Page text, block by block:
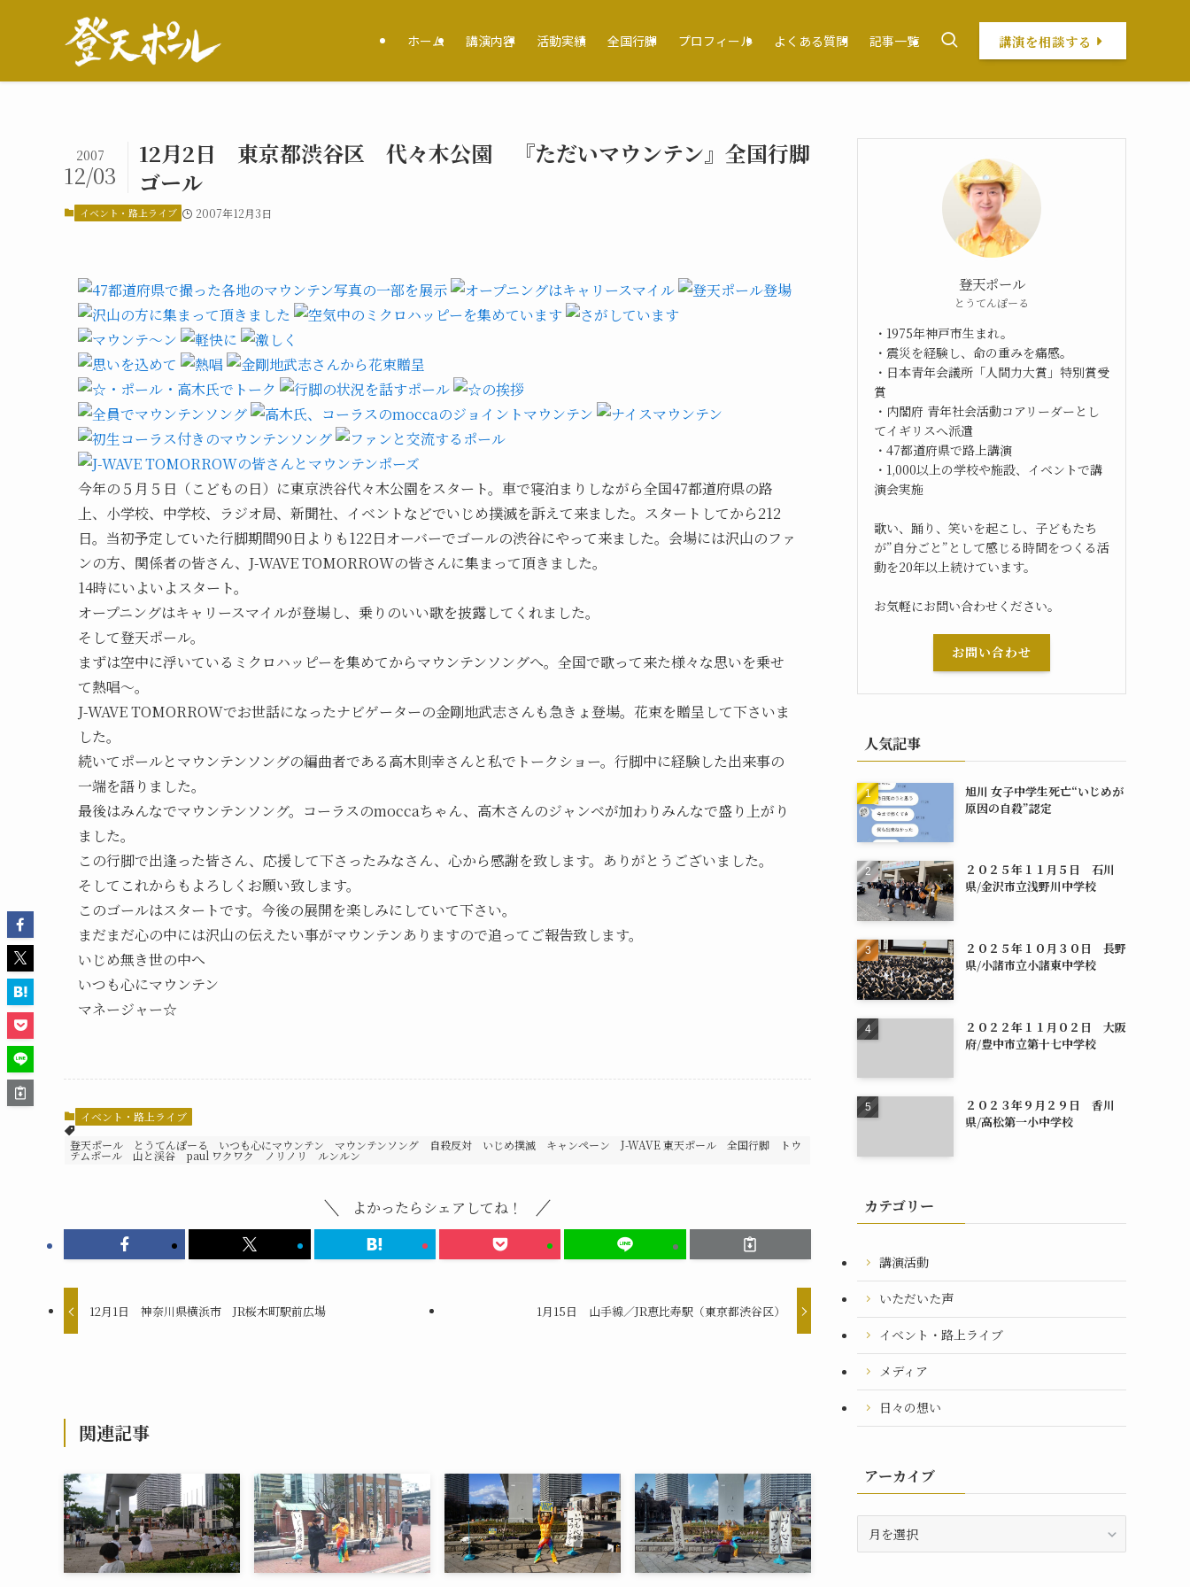
ホーム 講演内容 活動実績 全国行脚 プロフィール よくある質問 記事一覧 講演を相談する
12月2日 東京都渋谷区 代々木公園 『ただいマウンテン』全国行脚
ゴール
2007
12/03
イベント・路上ライブ 2007年12月3日
今年の５月５日（こどもの日）に東京渋谷代々木公園をスタート。車で寝泊まりしながら全国47都道府県の路
上、小学校、中学校、ラジオ局、新聞社、イベントなどでいじめ撲滅を訴えて来ました。スタートしてから212
日。当初予定していた行脚期間90日よりも122日オーバーでゴールの渋谷にやって来ました。会場には沢山のファ
ンの方、関係者の皆さん、J-WAVE TOMORROWの皆さんに集まって頂きました。
14時にいよいよスタート。
オープニングはキャリースマイルが登場し、乗りのいい歌を披露してくれました。
そして登天ポール。
まずは空中に浮いているミクロハッピーを集めてからマウンテンソングへ。全国で歌って来た様々な思いを乗せ
て熱唱〜。
J-WAVE TOMORROWでお世話になったナビゲーターの金剛地武志さんも急きょ登場。花束を贈呈して下さいま
した。
続いてポールとマウンテンソングの編曲者である高木則幸さんと私でトークショー。行脚中に経験した出来事の
一端を語りました。
最後はみんなでマウンテンソング。コーラスのmoccaちゃん、高木さんのジャンベが加わりみんなで盛り上がり
ました。
この行脚で出逢った皆さん、応援して下さったみなさん、心から感謝を致します。ありがとうございました。
そしてこれからもよろしくお願い致します。
このゴールはスタートです。今後の展開を楽しみにしていて下さい。
まだまだ心の中には沢山の伝えたい事がマウンテンありますので追ってご報告致します。
いじめ無き世の中へ
いつも心にマウンテン
マネージャー☆
イベント・路上ライブ
登天ポール とうてんぽーる いつも心にマウンテン マウンテンソング 自殺反対 いじめ撲滅 キャンペーン J-WAVE 東天ポール 全国行脚 トウ
テムポール 山と渓谷 paul ワクワク ノリノリ ルンルン
よかったらシェアしてね！
12月1日 神奈川県横浜市 JR桜木町駅前広場 1月15日 山手線／JR恵比寿駅（東京都渋谷区）
関連記事
登天ポール
とうてんぽーる
・1975年神戸市生まれ。
・震災を経験し、命の重みを痛感。
・日本青年会議所「人間力大賞」特別賞受
賞
・内閣府 青年社会活動コアリーダーとし
てイギリスへ派遣
・47都道府県で路上講演
・1,000以上の学校や施設、イベントで講
演会実施
歌い、踊り、笑いを起こし、子どもたち
が”自分ごと”として感じる時間をつくる活
動を20年以上続けています。
お気軽にお問い合わせください。
お問い合わせ
人気記事
旭川 女子中学生死亡“いじめが
原因の自殺”認定
２０２５年１１月５日 石川
県/金沢市立浅野川中学校
２０２５年１０月３０日 長野
県/小諸市立小諸東中学校
２０２２年１１月０２日 大阪
府/豊中市立第十七中学校
２０２３年９月２９日 香川
県/高松第一小中学校
カテゴリー
講演活動
いただいた声
イベント・路上ライブ
メディア
日々の想い
アーカイブ